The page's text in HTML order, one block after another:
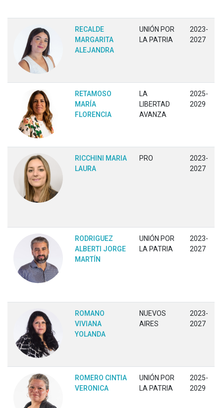
RECALDE
MARGARITA
ALEJANDRA
UNIÓN POR
LA PATRIA
2023-
2027
RETAMOSO
MARÍA
FLORENCIA
LA
LIBERTAD
AVANZA
2025-
2029
RICCHINI MARIA
LAURA
PRO
2023-
2027
RODRIGUEZ
ALBERTI JORGE
MARTÍN
UNIÓN POR
LA PATRIA
2023-
2027
ROMANO
VIVIANA
YOLANDA
NUEVOS
AIRES
2023-
2027
ROMERO CINTIA
VERONICA
UNIÓN POR
LA PATRIA
2025-
2029